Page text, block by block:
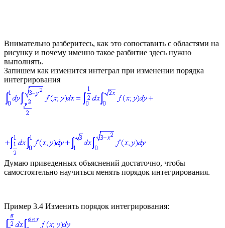
Внимательно разберитесь, как это сопоставить с областями на
рисунку и почему именно такое разбитие здесь нужно
выполнять.
Запишем как изменится интеграл при изменении порядка
интегрирования
Думаю приведенных объяснений достаточно, чтобы
самостоятельно научиться менять порядок интегрирования.
Пример 3.4 Изменить порядок интегрирования: